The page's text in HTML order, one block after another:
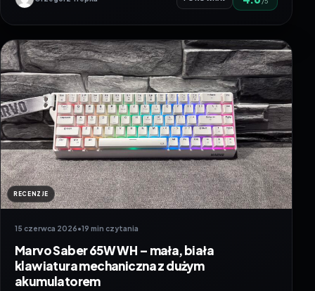
RECENZJE
15 czerwca 2026•19 min czytania
Marvo Saber 65W WH – mała, biała
klawiatura mechaniczna z dużym
akumulatorem